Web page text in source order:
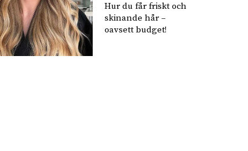
Hur du får friskt och
skinande hår –
oavsett budget!